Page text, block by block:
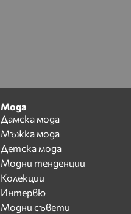
Мода
Дамска мода
Мъжка мода
Детска мода
Модни тенденции
Колекции
Интервю
Модни съвети